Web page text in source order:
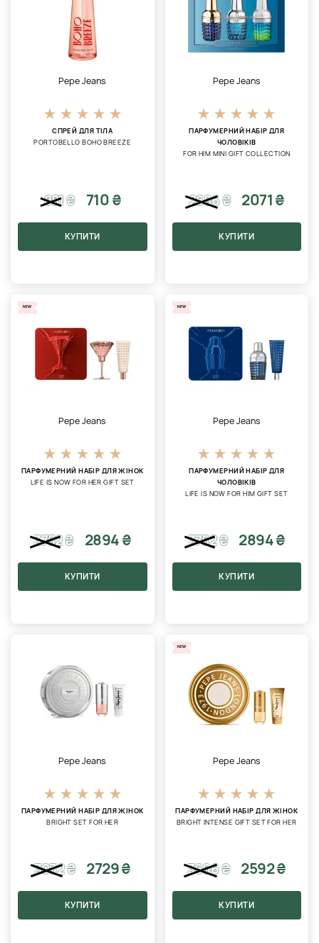
Pepe Jeans
СПРЕЙ ДЛЯ ТІЛА
PORTOBELLO BOHO BREEZE
881₴ 710 ₴
КУПИТИ
Pepe Jeans
ПАРФУМЕРНИЙ НАБІР ДЛЯ
ЧОЛОВІКІВ
FOR HIM MINI GIFT COLLECTION
2686₴ 2071 ₴
КУПИТИ
NEW
Pepe Jeans
ПАРФУМЕРНИЙ НАБІР ДЛЯ ЖІНОК
LIFE IS NOW FOR HER GIFT SET
3752₴ 2894 ₴
КУПИТИ
NEW
Pepe Jeans
ПАРФУМЕРНИЙ НАБІР ДЛЯ
ЧОЛОВІКІВ
LIFE IS NOW FOR HIM GIFT SET
3752₴ 2894 ₴
КУПИТИ
Pepe Jeans
ПАРФУМЕРНИЙ НАБІР ДЛЯ ЖІНОК
BRIGHT SET FOR HER
3032₴ 2729 ₴
КУПИТИ
NEW
Pepe Jeans
ПАРФУМЕРНИЙ НАБІР ДЛЯ ЖІНОК
BRIGHT INTENSE GIFT SET FOR HER
3666₴ 2592 ₴
КУПИТИ